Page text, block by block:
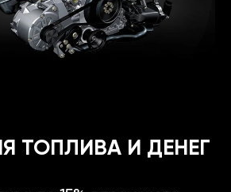
ТОПЛИВА И ДЕНЕГ